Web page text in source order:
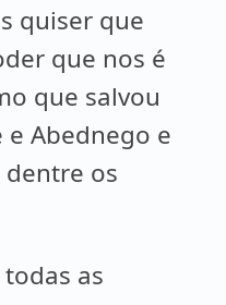
quiser que
que nos é
que salvou
e Abednego e
dentre os
as